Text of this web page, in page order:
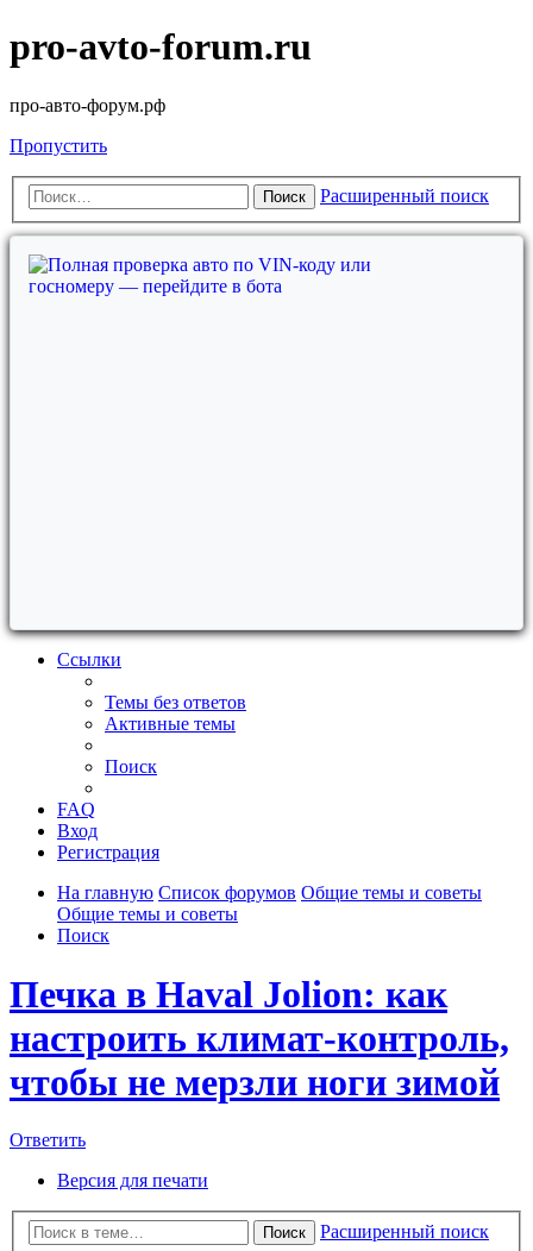
pro-avto-forum.ru
про-авто-форум.рф
Пропустить
Поиск Расширенный поиск
Ссылки
Темы без ответов
Активные темы
Поиск
FAQ
Вход
Регистрация
На главную Список форумов Общие темы и советы
Общие темы и советы
Поиск
Печка в Haval Jolion: как
настроить климат-контроль,
чтобы не мерзли ноги зимой
Ответить
Версия для печати
Поиск
Расширенный поиск